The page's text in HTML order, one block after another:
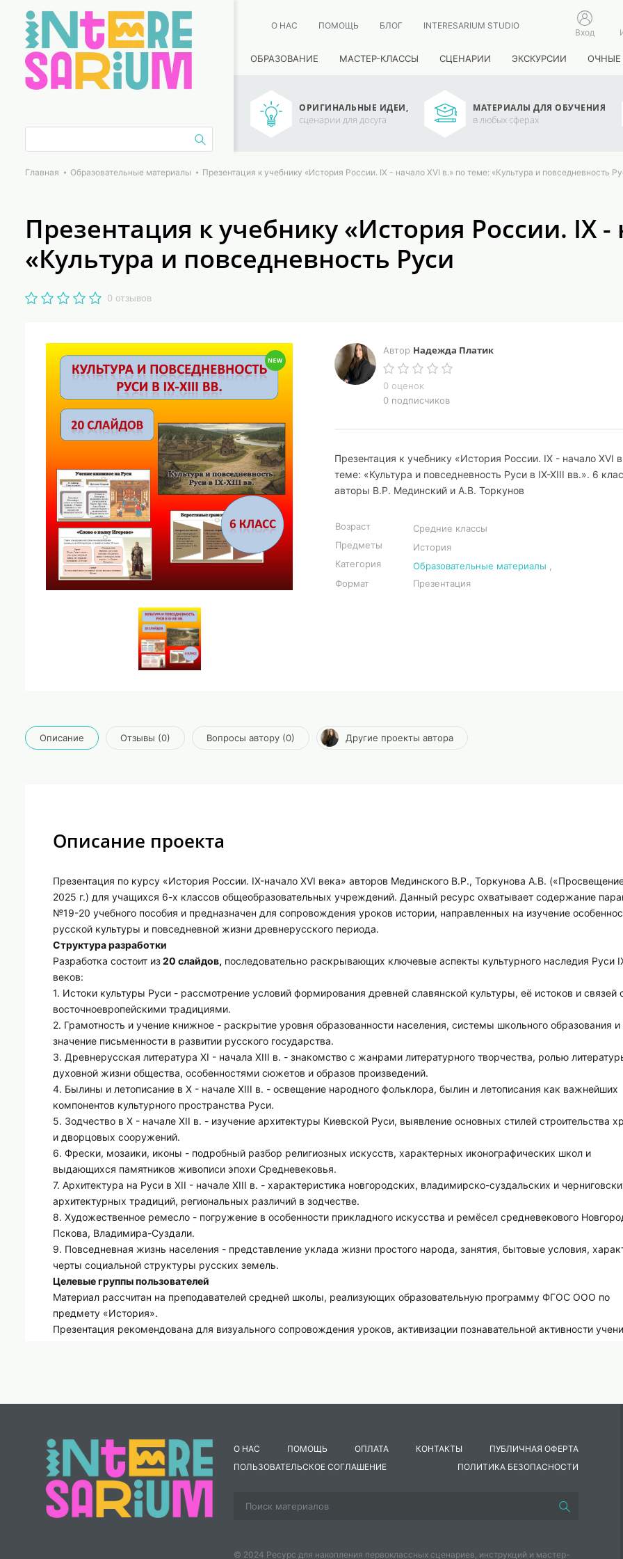
О НАС ПОМОЩЬ БЛОГ INTERESARIUM STUDIO
Вход
ОБРАЗОВАНИЕ МАСТЕР-КЛАССЫ СЦЕНАРИИ ЭКСКУРСИИ ОЧНЫЕ
ОРИГИНАЛЬНЫЕ ИДЕИ,
сценарии для досуга
МАТЕРИАЛЫ ДЛЯ ОБУЧЕНИЯ
в любых сферах
Главная Образовательные материалы Презентация к учебнику «История России. IX - начало XVI в.» по теме: «Культура и повседневность
Презентация к учебнику «История России. IX -
«Культура и повседневность Руси
0 отзывов
Автор Надежда Платик
0 оценок
0 подписчиков
Презентация к учебнику «История России. IX - начало XVI
теме: «Культура и повседневность Руси в IX-XIII вв.». 6
авторы В.Р. Мединский и А.В. Торкунов
Возраст
Средние классы
Предметы
История
Категория
Образовательные материалы
Формат
Презентация
Описание Отзывы (0) Вопросы автору (0) Другие проекты автора
Описание проекта
Презентация по курсу «История России. IX-начало XVI века» авторов Мединского В.Р., Торкунова А.В.
2025 г.) для учащихся 6-х классов общеобразовательных учреждений. Данный ресурс охватывает содержание
№19-20 учебного пособия и предназначен для сопровождения уроков истории, направленных на изучение
русской культуры и повседневной жизни древнерусского периода.
Структура разработки
Разработка состоит из20 слайдов, последовательно раскрывающих ключевые аспекты культурного наследия Руси
веков:
1. Истоки культуры Руси - рассмотрение условий формирования древней славянской культуры, её истоков и связей
восточноевропейскими традициями.
2. Грамотность и учение книжное - раскрытие уровня образованности населения, системы школьного образования и
значение письменности в развитии русского государства.
3. Древнерусская литература XI - начала XIII в. - знакомство с жанрами литературного творчества, ролью
духовной жизни общества, особенностями сюжетов и образов произведений.
4. Былины и летописание в X - начале XIII в. - освещение народного фольклора, былин и летописания как важнейших
компонентов культурного пространства Руси.
5. Зодчество в X - начале XII в. - изучение архитектуры Киевской Руси, выявление основных стилей строительства
и дворцовых сооружений.
6. Фрески, мозаики, иконы - подробный разбор религиозных искусств, характерных иконографических школ и
выдающихся памятников живописи эпохи Средневековья.
7. Архитектура на Руси в XII - начале XIII в. - характеристика новгородских, владимирско-суздальских и
архитектурных традиций, региональных различий в зодчестве.
8. Художественное ремесло - погружение в особенности прикладного искусства и ремёсел средневекового
Пскова, Владимира-Суздали.
9. Повседневная жизнь населения - представление уклада жизни простого народа, занятия, бытовые условия,
черты социальной структуры русских земель.
Целевые группы пользователей
Материал рассчитан на преподавателей средней школы, реализующих образовательную программу ФГОС ООО по
предмету «История».
Презентация рекомендована для визуального сопровождения уроков, активизации познавательной активности
О НАС ПОМОЩЬ ОПЛАТА КОНТАКТЫ
ПУБЛИЧНАЯ ОФЕРТА
ПОЛЬЗОВАТЕЛЬСКОЕ СОГЛАШЕНИЕ
ПОЛИТИКА БЕЗОПАСНОСТИ
© 2024 Ресурс для накопления первоклассных сценариев, инструкций и мастер-